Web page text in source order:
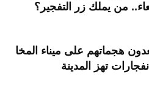
من يملك زر التفجير؟
هجماتهم على ميناء المخا